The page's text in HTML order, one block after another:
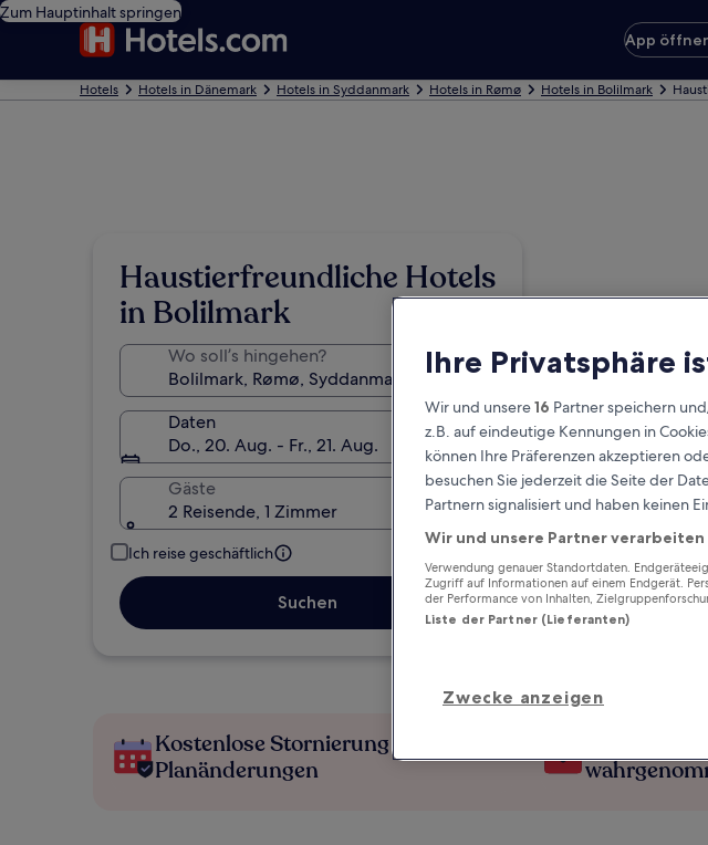
Zum Hauptinhalt springen
App
Hotels Hotels in Dänemark Hotels in Syddanmark Hotels in Rømø Hotels in Bolilmark
Haustierfreundliche Hotels
in Bolilmark
Wo soll’s hingehen?
Daten
Do., 20. Aug. - Fr., 21. Aug.
Gäste
2 Reisende, 1 Zimmer
Ich reise geschäftlich
Suchen
Kostenlose Stornierung bei
Planänderungen
Ihre Privatsphäre
Wir und unsere16 Partner speichern
z.B. auf eindeutige Kennungen in
können Ihre Präferenzen akzeptieren
besuchen Sie jederzeit die Seite der
Partnern signalisiert und haben keinen
Wir und unsere Partner
Verwendung genauer Standortdaten.
Zugriff auf Informationen auf einem Endgerät.
der Performance von Inhalten,
Liste der Partner (Lieferanten)
Zwecke anzeigen